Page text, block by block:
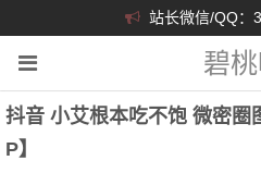
站长微信/QQ：
碧
抖音 小艾根本吃不饱 微密圈
P】